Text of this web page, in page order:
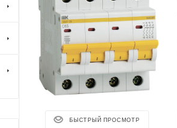
БЫСТРЫЙ ПРОСМОТР